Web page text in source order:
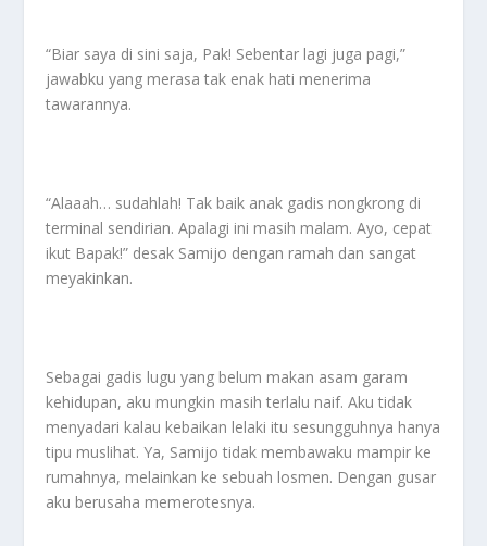
“Biar saya di sini saja, Pak! Sebentar lagi juga pagi,”
jawabku yang merasa tak enak hati menerima
tawarannya.
“Alaaah… sudahlah! Tak baik anak gadis nongkrong di
terminal sendirian. Apalagi ini masih malam. Ayo, cepat
ikut Bapak!” desak Samijo dengan ramah dan sangat
meyakinkan.
Sebagai gadis lugu yang belum makan asam garam
kehidupan, aku mungkin masih terlalu naif. Aku tidak
menyadari kalau kebaikan lelaki itu sesungguhnya hanya
tipu muslihat. Ya, Samijo tidak membawaku mampir ke
rumahnya, melainkan ke sebuah losmen. Dengan gusar
aku berusaha memerotesnya.